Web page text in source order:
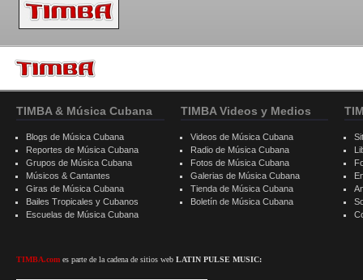
TIMBA & Música Cubana
Blogs de Música Cubana
Reportes de Música Cubana
Grupos de Música Cubana
Músicos & Cantantes
Giras de Música Cubana
Bailes Tropicales y Cubanos
Escuelas de Música Cubana
TIMBA.com es parte de la cadena de sitios web LATIN PULSE MUSIC:
TIMBA Videos y Medios
Videos de Música Cubana
Radio de Música Cubana
Fotos de Música Cubana
Galerias de Música Cubana
Tienda de Música Cubana
Boletín de Música Cubana